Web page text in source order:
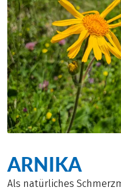
ARNIKA
Als natürliches